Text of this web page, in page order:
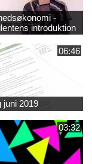
-
introduktion
06:46
juni 2019
03:32